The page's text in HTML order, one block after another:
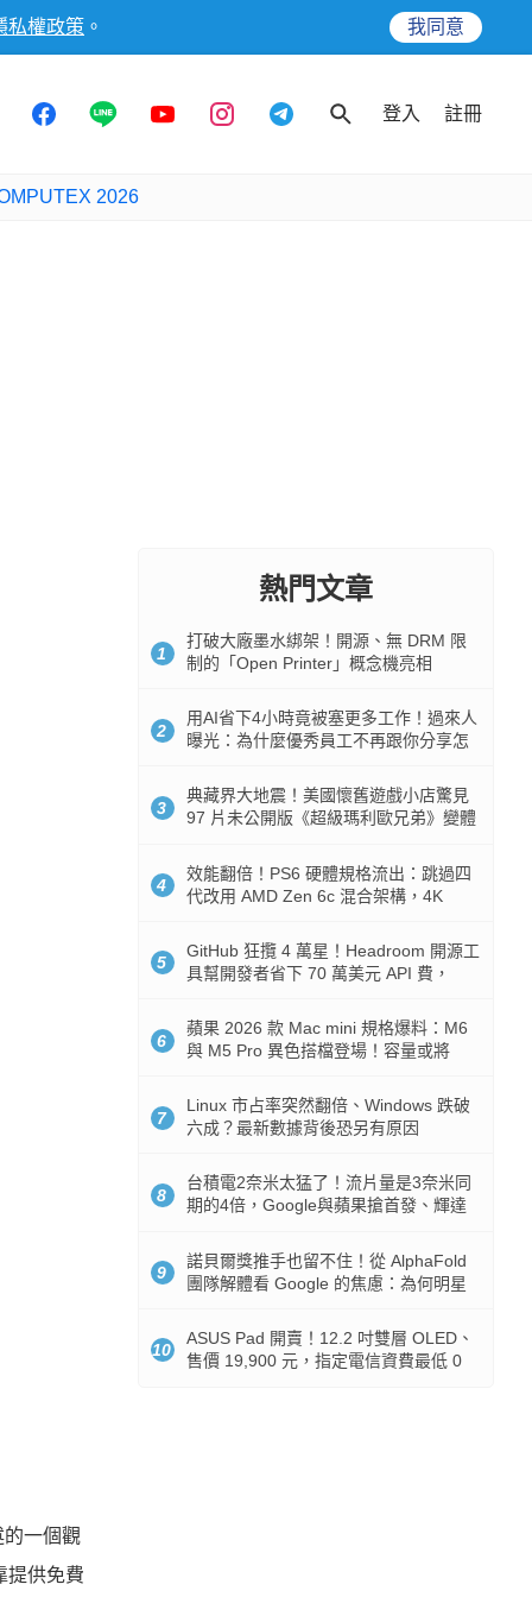
私權政策 。 我同意
登入 註冊
2026
一個觀
提供免費
熱門文章
1
打破大廠墨水綁架！開源、無 DRM 限
制的「Open Printer」概念機亮相
2
用AI省下4小時竟被塞更多工作！過來人
曝光：為什麼優秀員工不再跟你分享怎
3
典藏界大地震！美國懷舊遊戲小店驚見
97 片未公開版《超級瑪利歐兄弟》變體
4
效能翻倍！PS6 硬體規格流出：跳過四
代改用 AMD Zen 6c 混合架構，4K
5
GitHub 狂攬 4 萬星！Headroom 開源工
具幫開發者省下 70 萬美元 API 費，
6
蘋果 2026 款 Mac mini 規格爆料：M6
與 M5 Pro 異色搭檔登場！容量或將
7
Linux 市占率突然翻倍、Windows 跌破
六成？最新數據背後恐另有原因
8
台積電2奈米太猛了！流片量是3奈米同
期的4倍，Google與蘋果搶首發、輝達
9
諾貝爾獎推手也留不住！從 AlphaFold
團隊解體看 Google 的焦慮：為何明星
10
ASUS Pad 開賣！12.2 吋雙層 OLED、
售價 19,900 元，指定電信資費最低 0